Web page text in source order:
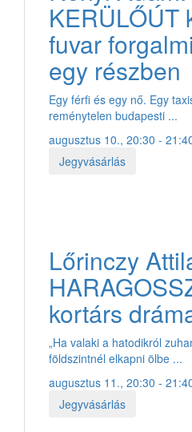
KERÜLŐÚT
fuvar
egy részben
Egy férfi és egy nő. Egy
reménytelen budapesti ...
augusztus 10., 20:30 -
Jegyvásárlás
Lőrinczy
kortárs
„Ha valaki a hatodikról
földszintnél elkapni ölbe ...
augusztus 11., 20:30 -
Jegyvásárlás